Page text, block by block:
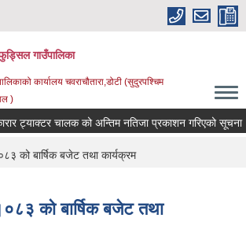
गाउँपालिका
कार्यालय चवराचौतारा,डोटी (सुदुरपश्चिम
)
ट्याक्टर चालक को अन्तिम नतिजा प्रकाशन गरिएको सूचना ।
को बार्षिक बजेट तथा कार्यक्रम
को बार्षिक बजेट तथा